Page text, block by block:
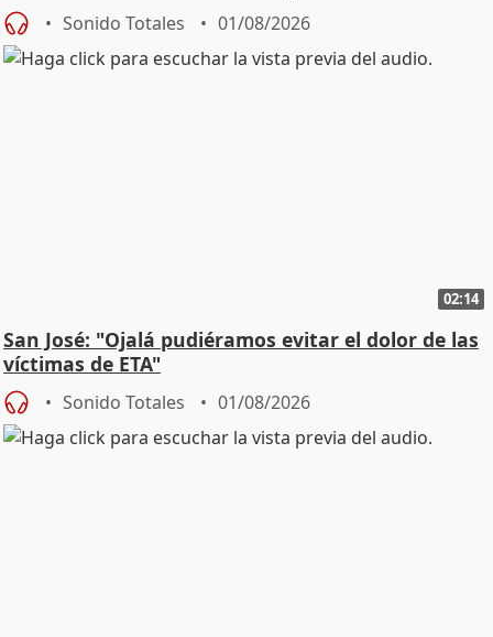
Sonido Totales 01/08/2026
02:14
San José: "Ojalá pudiéramos evitar el dolor de las
víctimas de ETA"
Sonido Totales 01/08/2026